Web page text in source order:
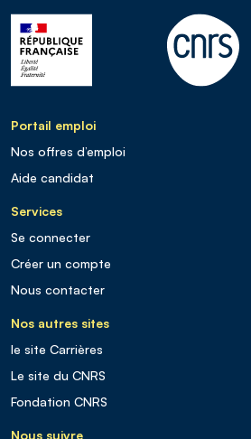
Portail emploi
Nos offres d’emploi
Aide candidat
Services
Se connecter
Créer un compte
Nous contacter
Nos autres sites
le site Carrières
Le site du CNRS
Fondation CNRS
Nous suivre